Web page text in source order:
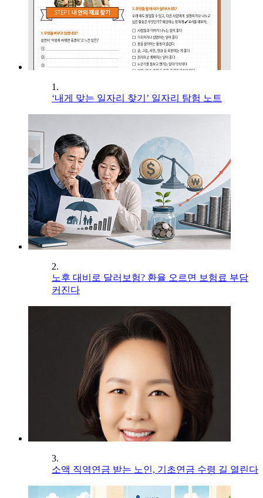
1.
‘내게 맞는 일자리 찾기’ 일자리 탐험 노트
2.
노후 대비로 달러보험? 환율 오르면 보험료 부담
커진다
3.
소액 직역연금 받는 노인, 기초연금 수령 길 열린다